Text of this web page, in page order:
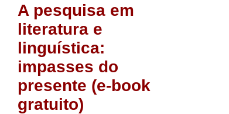
A pesquisa em
literatura e
linguística:
impasses do
presente (e-book
gratuito)